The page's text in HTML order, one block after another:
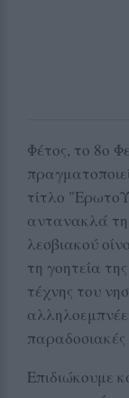
Φέτος, το 8ο
τίτλο
αντανακλά τη
λεσβιακού
τη γοητεία
τέχνης του
παραδοσιακές
Επιδιώκουμε